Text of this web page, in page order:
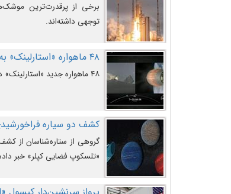
برخی از پرقدرت‌ترین
توجهی داشته‌اند.
۴۸ ماهواره «استارلینک» به مدار زمین پرتاب شدند
۴۸ ماهواره جدید «استارلینک» در جدیدترین پرتاب شرکت «اسپیس‌ایکس» به مدار زمین رفتند.
کشف دو سیاره
گروهی از ستاره‌شناسان از
«تلسکوپ فضایی کپلر» خبر